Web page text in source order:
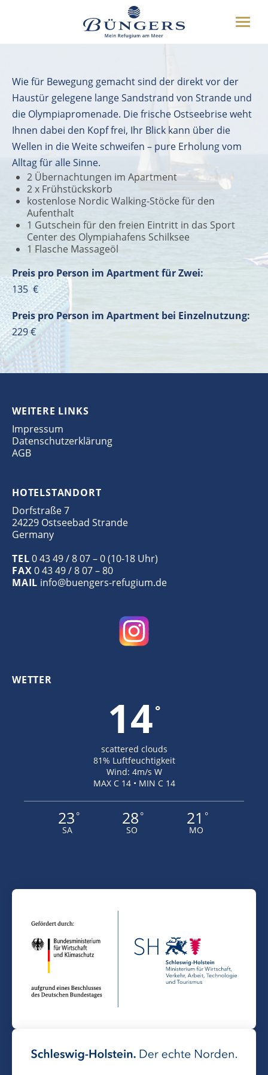
Toggle
BUCHEN
04349 8070
Inspiration Bewegung
Wie für Bewegung gemacht sind der direkt vor der
Haustür gelegene lange Sandstrand von Strande und
die Olympiapromenade. Die frische Ostseebrise weht
Ihnen dabei den Kopf frei, Ihr Blick kann über die
Wellen in die Weite schweifen – pure Erholung vom
Alltag für alle Sinne.
2 Übernachtungen im Apartment
2 x Frühstückskorb
kostenlose Nordic Walking-Stöcke für den
Aufenthalt
1 Gutschein für den freien Eintritt in das Sport
Center des Olympiahafens Schilksee
1 Flasche Massageöl
Preis pro Person im Apartment für Zwei:
135 €
Preis pro Person im Apartment bei Einzelnutzung:
229 €
WEITERE LINKS
Impressum
Datenschutzerklärung
AGB
HOTELSTANDORT
Dorfstraße 7
24229 Ostseebad Strande
Germany
TEL0 43 49 / 8 07 – 0 (10-18 Uhr)
FAX0 43 49 / 8 07 – 80
MAIL info@buengers-refugium.de
WETTER
14°
scattered clouds
81% Luftfeuchtigkeit
Wind: 4m/s W
MAX C 14 • MIN C 14
23 °
SA
28 °
SO
21 °
MO